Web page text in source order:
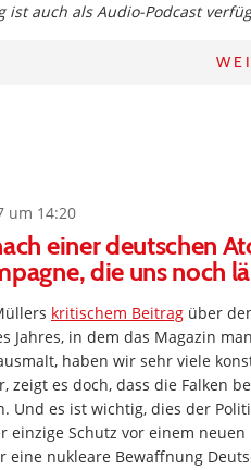
ist auch als Audio-Podcast
um 14:20
einer deutschen
die uns noch
kritischem Beitrag über
Jahres, in dem das Magazin
haben wir sehr viele
zeigt es doch, dass die Falken
Und es ist wichtig, dies der
einzige Schutz vor einem
eine nukleare Bewaffnung